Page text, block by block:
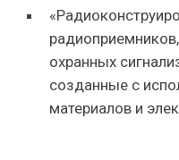
охранных
созданные с
материалов и